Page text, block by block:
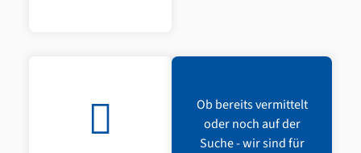
Ob bereits vermittelt
oder noch auf der
Suche - wir sind für